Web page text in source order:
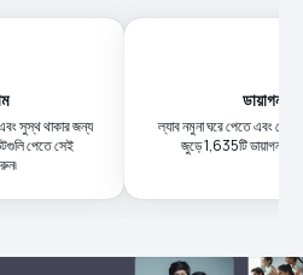
সুস্থ থাকার জন্য
পেতে সেই
ল্যাব নমুনা ঘরে পেতে এবং
জুড়ে 1,635টি ডায়াগনস্টিক